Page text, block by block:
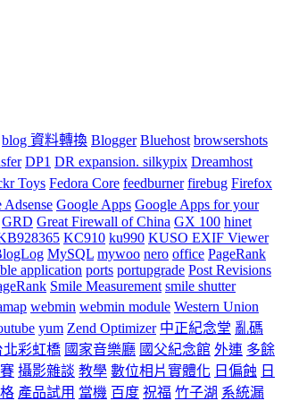
blog 資料轉換 Blogger Bluehost browsershots
DP1 DR expansion. silkypix Dreamhost
Toys Fedora Core feedburner firebug Firefox
Adsense Google Apps Google Apps for your
GRD Great Firewall of China GX 100 hinet
KC910 ku990 KUSO EXIF Viewer
MySQL mywoo nero office PageRank
application ports portupgrade Post Revisions
Smile Measurement smile shutter
webmin webmin module Western Union
yum Zend Optimizer 中正紀念堂 亂碼
北彩虹橋 國家音樂廳 國父紀念館 外連 多餘
攝影雜談 教學 數位相片實體化 日偏蝕 日
產品試用 當機 百度 祝福 竹子湖 系統漏